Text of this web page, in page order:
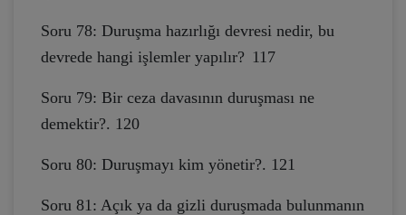
Soru 78: Duruşma hazırlığı devresi nedir, bu
devrede hangi işlemler yapılır? 117
Soru 79: Bir ceza davasının duruşması ne
demektir?. 120
Soru 80: Duruşmayı kim yönetir?. 121
Soru 81: Açık ya da gizli duruşmada bulunmanın